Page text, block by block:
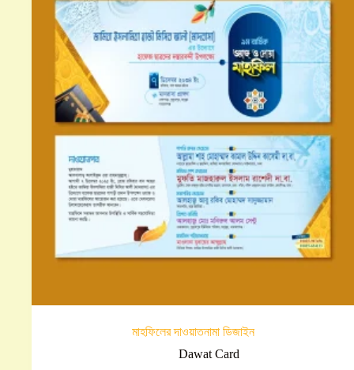
মাহফিলের দাওয়াতনামা ডিজাইন
Dawat Card